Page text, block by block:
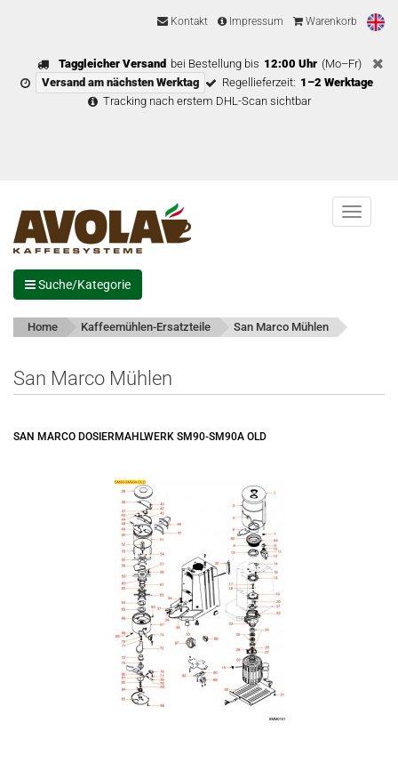
Kontakt Impressum Warenkorb
Taggleicher Versand bei Bestellung bis 12:00 Uhr (Mo–Fr)
Versand am nächsten Werktag
Regellieferzeit: 1–2 Werktage
Tracking nach erstem DHL-Scan sichtbar
Menu
Suche/Kategorie
Home Kaffeemühlen-Ersatzteile San Marco Mühlen
San Marco Mühlen
SAN MARCO DOSIERMAHLWERK SM90-SM90A OLD